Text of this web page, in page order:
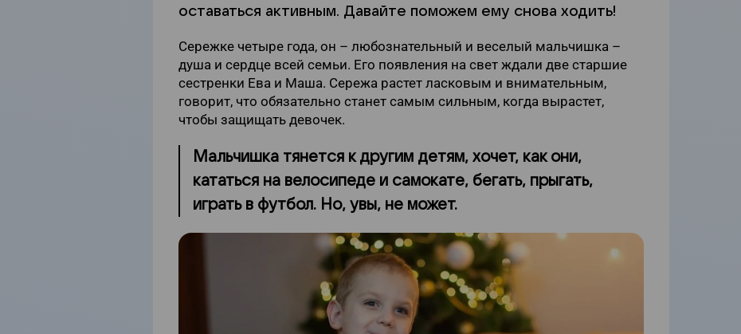
оставаться активным. Давайте поможем ему снова ходить!
Сережке четыре года, он – любознательный и веселый мальчишка –
душа и сердце всей семьи. Его появления на свет ждали две старшие
сестренки Ева и Маша. Сережа растет ласковым и внимательным,
говорит, что обязательно станет самым сильным, когда вырастет,
чтобы защищать девочек.
Мальчишка тянется к другим детям, хочет, как они,
кататься на велосипеде и самокате, бегать, прыгать,
играть в футбол. Но, увы, не может.